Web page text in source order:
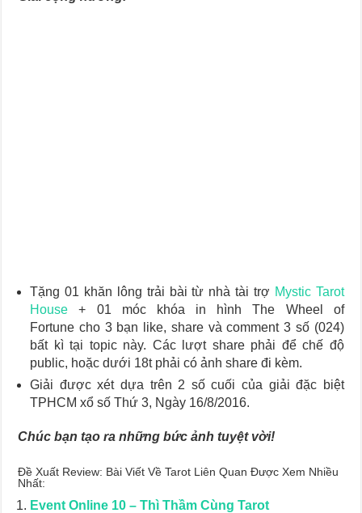
Tặng 01 khăn lông trải bài từ nhà tài trợ Mystic Tarot
House + 01 móc khóa in hình The Wheel of
Fortune cho 3 bạn like, share và comment 3 số (024)
bất kì tại topic này. Các lượt share phải để chế độ
public, hoặc dưới 18t phải có ảnh share đi kèm.
Giải được xét dựa trên 2 số cuối của giải đặc biệt
TPHCM xổ số Thứ 3, Ngày 16/8/2016.
Chúc bạn tạo ra những bức ảnh tuyệt vời!
Đề Xuất Review: Bài Viết Về Tarot Liên Quan Được Xem Nhiều
Nhất:
Event Online 10 – Thì Thầm Cùng Tarot